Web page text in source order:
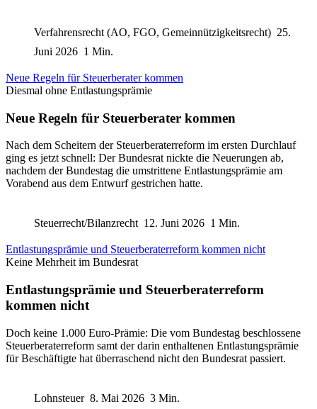
Verfahrensrecht (AO, FGO, Gemeinnützigkeitsrecht) 25.
Juni 2026 1 Min.
Neue Regeln für Steuerberater kommen
Diesmal ohne Entlastungsprämie
Neue Regeln für Steuerberater kommen
Nach dem Scheitern der Steuerberaterreform im ersten Durchlauf
ging es jetzt schnell: Der Bundesrat nickte die Neuerungen ab,
nachdem der Bundestag die umstrittene Entlastungsprämie am
Vorabend aus dem Entwurf gestrichen hatte.
Steuerrecht/Bilanzrecht 12. Juni 2026 1 Min.
Entlastungsprämie und Steuerberaterreform kommen nicht
Keine Mehrheit im Bundesrat
Entlastungsprämie und Steuerberaterreform
kommen nicht
Doch keine 1.000 Euro-Prämie: Die vom Bundestag beschlossene
Steuerberaterreform samt der darin enthaltenen Entlastungsprämie
für Beschäftigte hat überraschend nicht den Bundesrat passiert.
Lohnsteuer 8. Mai 2026 3 Min.